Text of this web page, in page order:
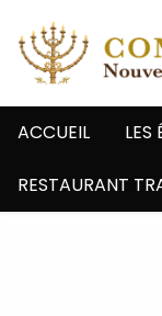
ACCUEIL LES
RESTAURANT